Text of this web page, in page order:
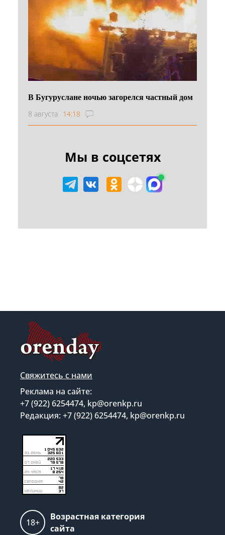
В Бугуруслане ночью загорелся частный дом
8 августа 14:18
Мы в соцсетях
Свяжитесь с нами
Реклама на сайте:
+7 (922) 6254474, kp@orenkp.ru
Редакция: +7 (922) 6254474, kp@orenkp.ru
18+
Возрастная категория
сайта